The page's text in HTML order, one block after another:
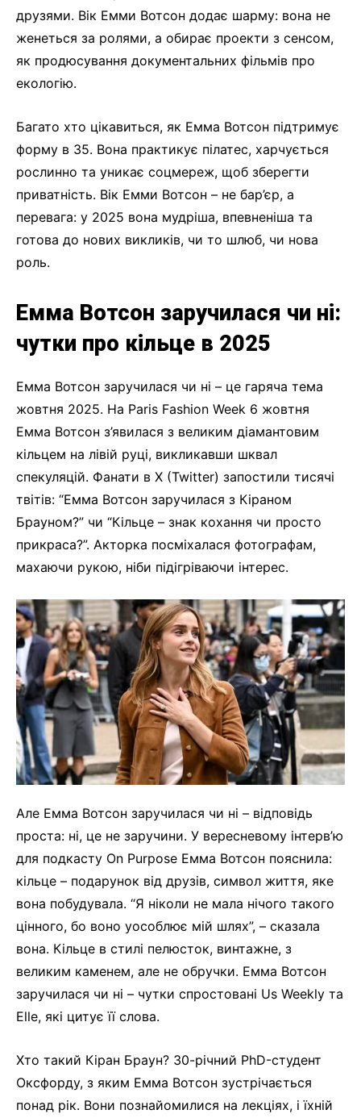
друзями. Вік Емми Вотсон додає шарму: вона не
женеться за ролями, а обирає проекти з сенсом,
як продюсування документальних фільмів про
екологію.
Багато хто цікавиться, як Емма Вотсон підтримує
форму в 35. Вона практикує пілатес, харчується
рослинно та уникає соцмереж, щоб зберегти
приватність. Вік Емми Вотсон – не бар’єр, а
перевага: у 2025 вона мудріша, впевненіша та
готова до нових викликів, чи то шлюб, чи нова
роль.
Емма Вотсон заручилася чи ні:
чутки про кільце в 2025
Емма Вотсон заручилася чи ні – це гаряча тема
жовтня 2025. На Paris Fashion Week 6 жовтня
Емма Вотсон з’явилася з великим діамантовим
кільцем на лівій руці, викликавши шквал
спекуляцій. Фанати в X (Twitter) запостили тисячі
твітів: “Емма Вотсон заручилася з Кіраном
Брауном?” чи “Кільце – знак кохання чи просто
прикраса?”. Акторка посміхалася фотографам,
махаючи рукою, ніби підігріваючи інтерес.
Але Емма Вотсон заручилася чи ні – відповідь
проста: ні, це не заручини. У вересневому інтерв’ю
для подкасту On Purpose Емма Вотсон пояснила:
кільце – подарунок від друзів, символ життя, яке
вона побудувала. “Я ніколи не мала нічого такого
цінного, бо воно уособлює мій шлях”, – сказала
вона. Кільце в стилі пелюсток, винтажне, з
великим каменем, але не обручки. Емма Вотсон
заручилася чи ні – чутки спростовані Us Weekly та
Elle, які цитує її слова.
Хто такий Кіран Браун? 30-річний PhD-студент
Оксфорду, з яким Емма Вотсон зустрічається
понад рік. Вони познайомилися на лекціях, і їхній